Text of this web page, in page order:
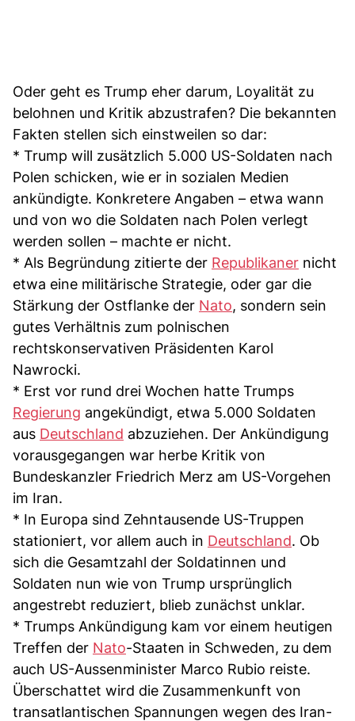
Oder geht es Trump eher darum, Loyalität zu
belohnen und Kritik abzustrafen? Die bekannten
Fakten stellen sich einstweilen so dar:
* Trump will zusätzlich 5.000 US-Soldaten nach
Polen schicken, wie er in sozialen Medien
ankündigte. Konkretere Angaben – etwa wann
und von wo die Soldaten nach Polen verlegt
werden sollen – machte er nicht.
* Als Begründung zitierte der Republikaner nicht
etwa eine militärische Strategie, oder gar die
Stärkung der Ostflanke der Nato, sondern sein
gutes Verhältnis zum polnischen
rechtskonservativen Präsidenten Karol
Nawrocki.
* Erst vor rund drei Wochen hatte Trumps
Regierung angekündigt, etwa 5.000 Soldaten
aus Deutschland abzuziehen. Der Ankündigung
vorausgegangen war herbe Kritik von
Bundeskanzler Friedrich Merz am US-Vorgehen
im Iran.
* In Europa sind Zehntausende US-Truppen
stationiert, vor allem auch in Deutschland. Ob
sich die Gesamtzahl der Soldatinnen und
Soldaten nun wie von Trump ursprünglich
angestrebt reduziert, blieb zunächst unklar.
* Trumps Ankündigung kam vor einem heutigen
Treffen der Nato-Staaten in Schweden, zu dem
auch US-Aussenminister Marco Rubio reiste.
Überschattet wird die Zusammenkunft von
transatlantischen Spannungen wegen des Iran-